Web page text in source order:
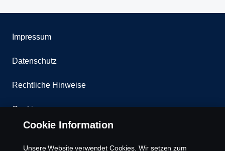
Impressum
Datenschutz
Rechtliche Hinweise
Cookies
Cookie Information
Unsere Website verwendet Cookies. Wir setzen zum